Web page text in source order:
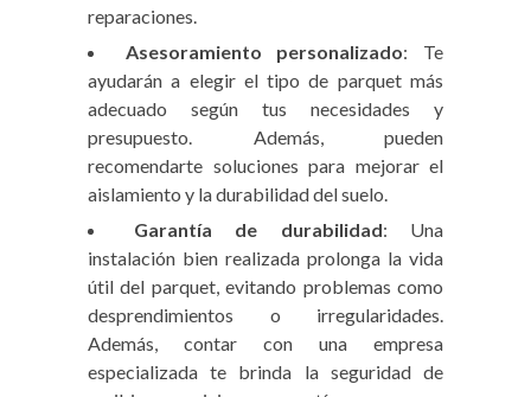
reparaciones.
Asesoramiento personalizado: Te
ayudarán a elegir el tipo de parquet más
adecuado según tus necesidades y
presupuesto. Además, pueden
recomendarte soluciones para mejorar el
aislamiento y la durabilidad del suelo.
Garantía de durabilidad: Una
instalación bien realizada prolonga la vida
útil del parquet, evitando problemas como
desprendimientos o irregularidades.
Además, contar con una empresa
especializada te brinda la seguridad de